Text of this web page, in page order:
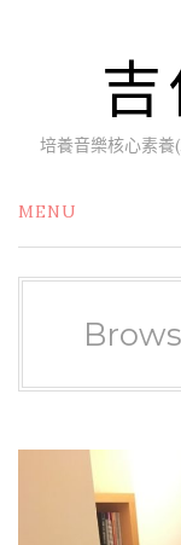
培養音樂核心素
MENU